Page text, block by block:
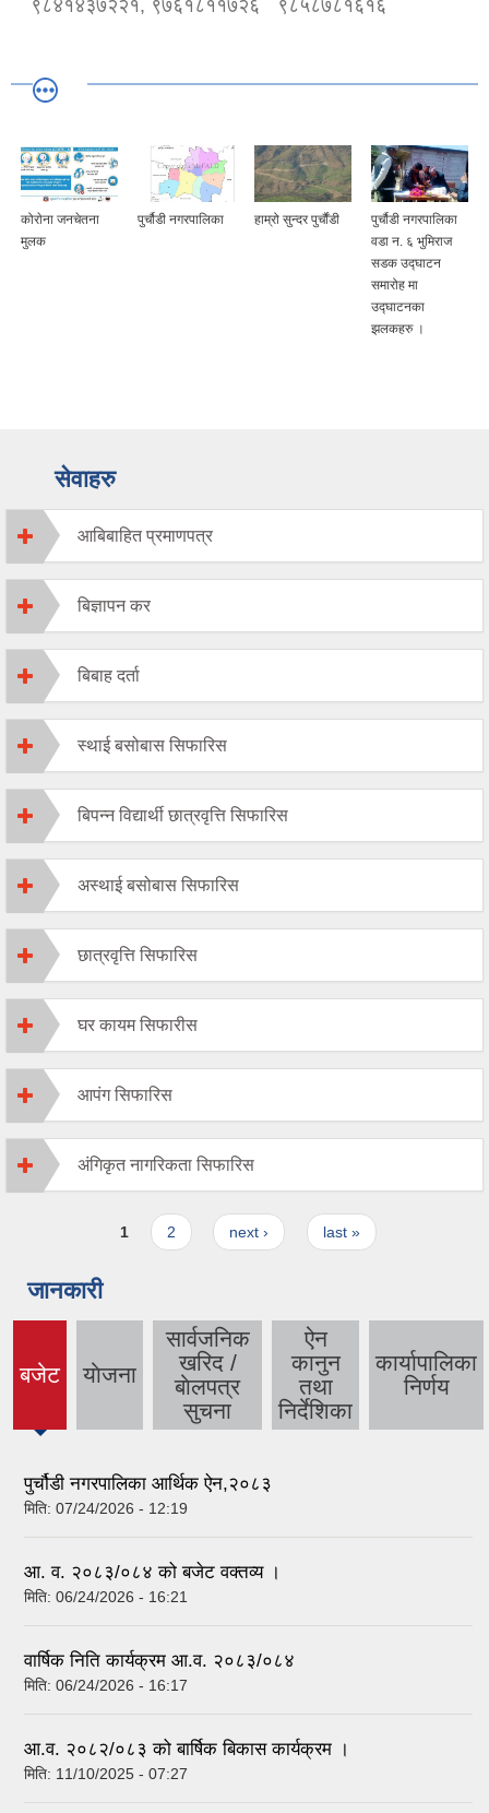
९८४१४३७२२१, ९७६१८११७२६ ९८५८७८१६१६
कोराेना जनचेतना
मुलक
पुर्चौडी नगरपालिका हाम्रो सुन्दर पुर्चौंडी
पुर्चौडी नगरपालिका
वडा न. ६ भुमिराज
सडक उद्घ‍ाटन
समारोह मा
उद्घ‍ाटनका
झलकहरु ।
सेवाहरु
आबिबाहित प्रमाणपत्र
बिज्ञापन कर
बिबाह दर्ता
स्थाई बसोबास सिफारिस
बिपन्न ‌‍विद्यार्थी छात्रवृत्ति सिफारिस
अस्थाई बसोबास सिफारिस
छात्रवृत्ति सिफारिस
घर कायम सिफारीस
आपंग सिफारिस
अंगिकृत नागरिकता सिफारिस
1 2 next › last »
जानकारी
बजेट
(active
याेजना
सार्वजनिक
खरिद /
बाेलपत्र
सुचना
ऐन
कानुन
तथा
निर्देशिका
कार्यापालिका
निर्णय
पुर्चौडी नगरपालिका आर्थिक ऐन,२०८३
मिति: 07/24/2026 - 12:19
आ. व. २०८३/०८४ को बजेट वक्तव्य ।
मिति: 06/24/2026 - 16:21
वार्षिक निति कार्यक्रम आ.व. २०८३/०८४
मिति: 06/24/2026 - 16:17
आ.व. २०८२/०८३ को बार्षिक बिकास कार्यक्रम ।
मिति: 11/10/2025 - 07:27